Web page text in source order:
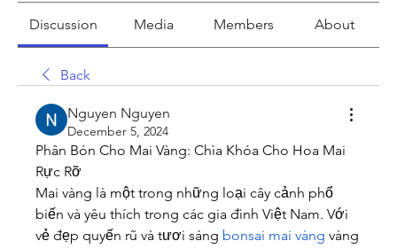
Discussion Media Members About
Back
Nguyen Nguyen
December 5, 2024
Phân Bón Cho Mai Vàng: Chìa Khóa Cho Hoa Mai
Rực Rỡ
Mai vàng là một trong những loại cây cảnh phổ
biến và yêu thích trong các gia đình Việt Nam. Với
vẻ đẹp quyến rũ và tươi sáng bonsai mai vàng vàng